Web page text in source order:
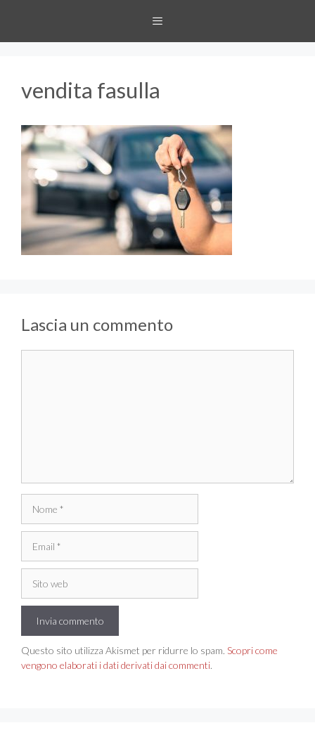
vendita fasulla
Lascia un commento
web
Questo sito utilizza Akismet per ridurre lo spam. Scopri come
vengono elaborati i dati derivati dai commenti.